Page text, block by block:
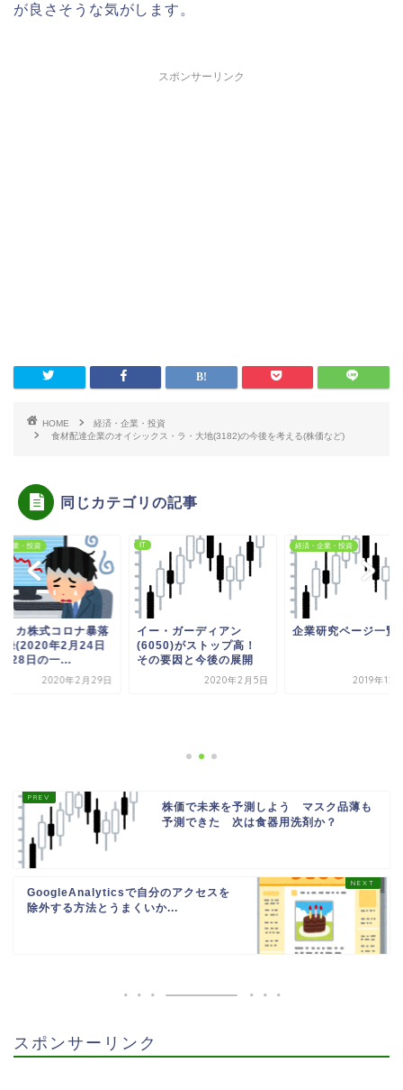
が良さそうな気がします。
スポンサーリンク
HOME
経済・企業・投資
食材配達企業のオイシックス・ラ・大地(3182)の今後を考える(株価など)
同じカテゴリの記事
企業・投資
リカ株式コロナ暴落
録(2020年2月24日
28日の一...
2020年2月29日
IT
イー・ガーディアン
(6050)がストップ高！
その要因と今後の展開
2020年2月5日
経済・企業・投資
企業研究ページ一覧
2019年12
株価で未来を予測しよう マスク品薄も
予測できた 次は食器用洗剤か？
GoogleAnalyticsで自分のアクセスを
除外する方法とうまくいか...
スポンサーリンク